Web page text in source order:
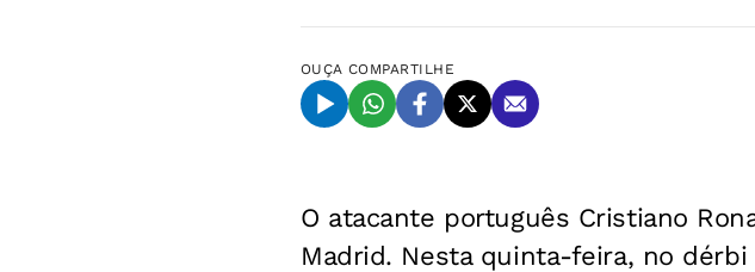
OUÇA COMPARTILHE
O atacante português Cristiano
Madrid. Nesta quinta-feira, no